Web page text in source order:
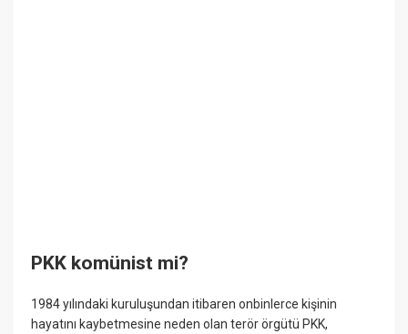
PKK komünist mi?
1984 yılındaki kuruluşundan itibaren onbinlerce kişinin
hayatını kaybetmesine neden olan terör örgütü PKK,